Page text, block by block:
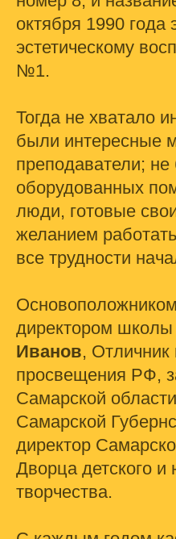
октября 1990 года
эстетическому
№1.
Тогда не хватало
были интересные
преподаватели;
оборудованных
люди, готовые
желанием
все трудности
директором школы
Иванов, Отличник
просвещения РФ,
Самарской
Самарской
директор
Дворца детского и
творчества.